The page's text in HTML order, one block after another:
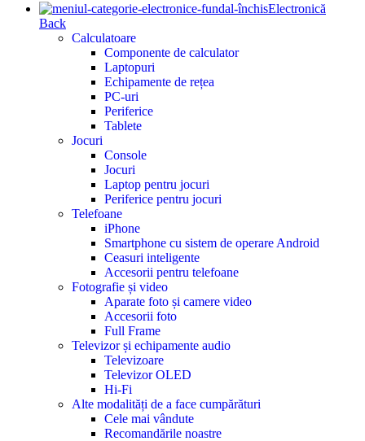
Electronică
Back
Calculatoare
Componente de calculator
Laptopuri
Echipamente de rețea
PC-uri
Periferice
Tablete
Jocuri
Console
Jocuri
Laptop pentru jocuri
Periferice pentru jocuri
Telefoane
iPhone
Smartphone cu sistem de operare Android
Ceasuri inteligente
Accesorii pentru telefoane
Fotografie și video
Aparate foto și camere video
Accesorii foto
Full Frame
Televizor și echipamente audio
Televizoare
Televizor OLED
Hi-Fi
Alte modalități de a face cumpărături
Cele mai vândute
Recomandările noastre